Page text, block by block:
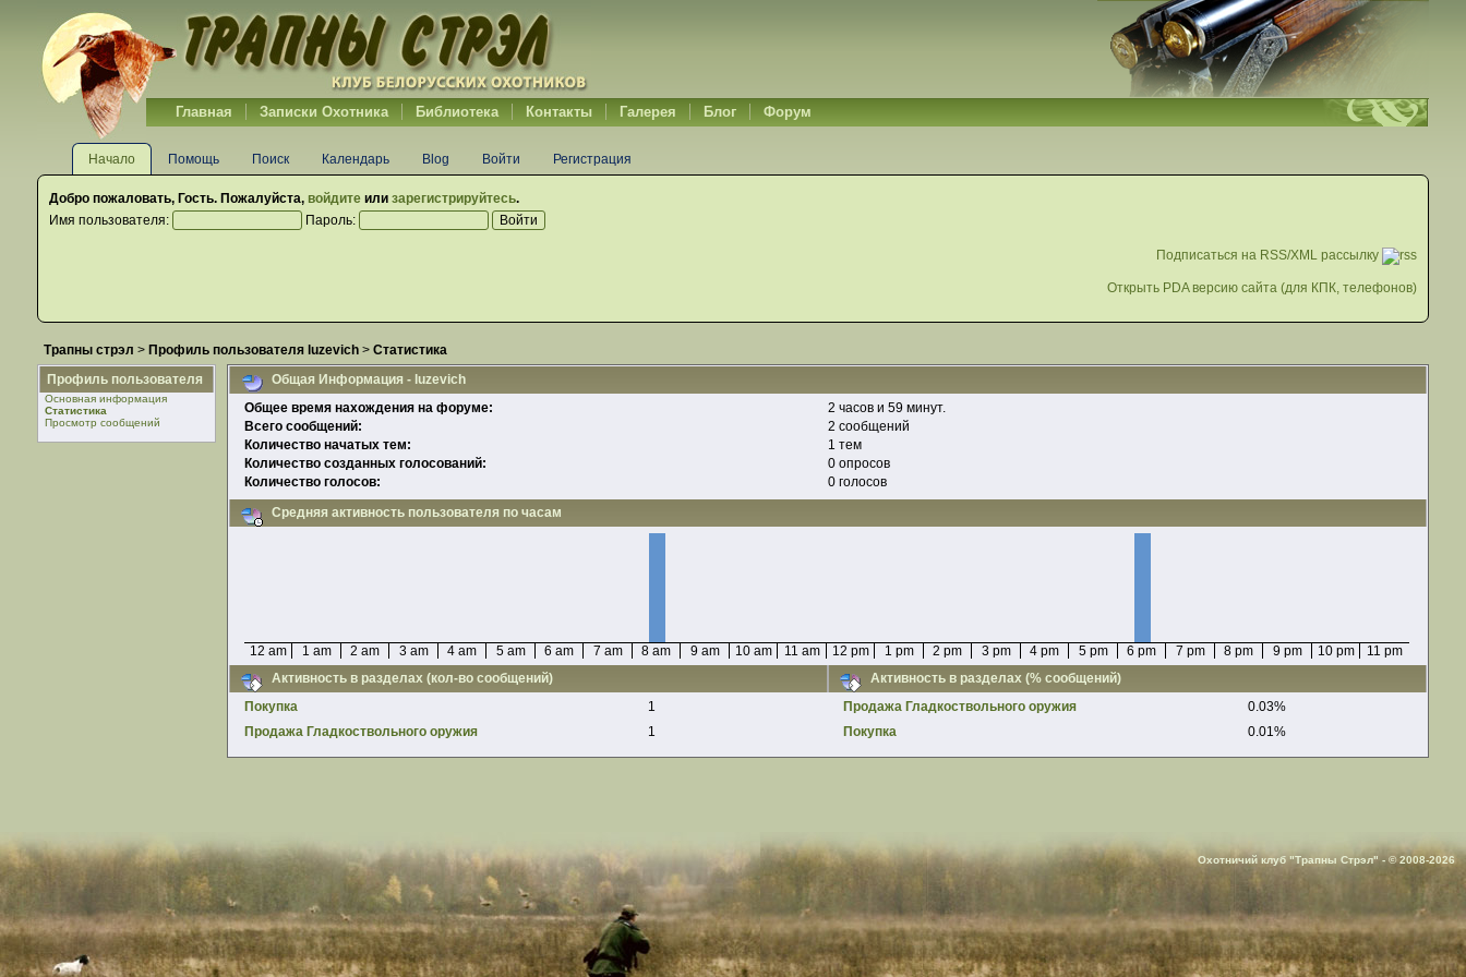
Главная Записки Охотника Библиотека Контакты Галерея Блог Форум
Начало Помощь Поиск Календарь Blog Войти Регистрация
Добро пожаловать, Гость. Пожалуйста, войдитеили зарегистрируйтесь.
Имя пользователя:
Пароль:
Подписаться на RSS/XML рассылку
Открыть PDA версию сайта (для КПК, телефонов)
Трапны стрэл > Профиль пользователя luzevich> Статистика
Профиль пользователя
Основная информация
Статистика
Просмотр сообщений
Общая Информация - luzevich
Общее время нахождения на форуме:
2 часов и 59 минут.
Всего сообщений:
2 сообщений
Количество начатых тем:
1 тем
Количество созданных голосований:
0 опросов
Количество голосов:
0 голосов
Средняя активность пользователя по часам
12 am 1 am 2 am 3 am 4 am 5 am 6 am 7 am 8 am 9 am 10 am 11 am 12 pm 1 pm 2 pm 3 pm 4 pm 5 pm 6 pm 7 pm 8 pm 9 pm 10 pm
11 pm
Активность в разделах (кол-во сообщений)
Покупка
1
Продажа Гладкоствольного оружия
1
Активность в разделах (% сообщений)
Продажа Гладкоствольного оружия
0.03%
Покупка
0.01%
Охотничий клуб "Трапны Стрэл" - © 2008-2026